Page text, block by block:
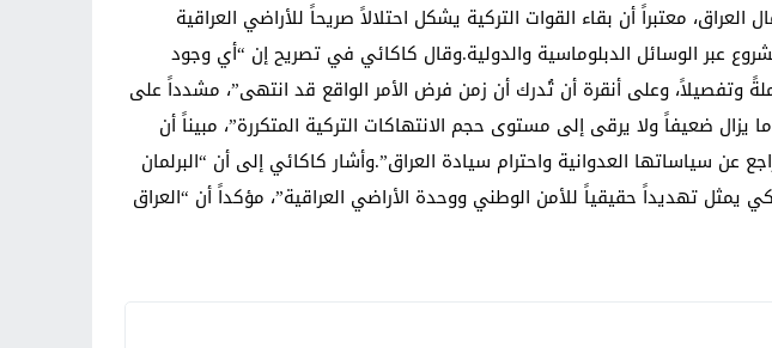
معتبراً أن بقاء القوات التركية يشكل احتلالاً صريحاً للأراضي العراقية
عبر الوسائل الدبلوماسية والدولية.وقال كاكائي في تصريح إن “أي وجود
وتفصيلاً، وعلى أنقرة أن تُدرك أن زمن فرض الأمر الواقع قد انتهى”، مشدداً على
يزال ضعيفاً ولا يرقى إلى مستوى حجم الانتهاكات التركية المتكررة”، مبيناً أن
سياساتها العدوانية واحترام سيادة العراق”.وأشار كاكائي إلى أن “البرلمان
تهديداً حقيقياً للأمن الوطني ووحدة الأراضي العراقية”، مؤكداً أن “العراق